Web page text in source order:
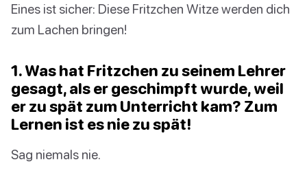
Eines ist sicher: Diese Fritzchen Witze werden dich
zum Lachen bringen!
1. Was hat Fritzchen zu seinem Lehrer
gesagt, als er geschimpft wurde, weil
er zu spät zum Unterricht kam? Zum
Lernen ist es nie zu spät!
Sag niemals nie.